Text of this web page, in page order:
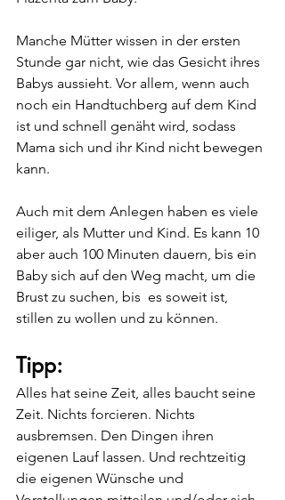
Manche Mütter wissen in der ersten
Stunde gar nicht, wie das Gesicht ihres
Babys aussieht. Vor allem, wenn auch
noch ein Handtuchberg auf dem Kind
ist und schnell genäht wird, sodass
Mama sich und ihr Kind nicht bewegen
kann.
Auch mit dem Anlegen haben es viele
eiliger, als Mutter und Kind. Es kann 10
aber auch 100 Minuten dauern, bis ein
Baby sich auf den Weg macht, um die
Brust zu suchen, bis  es soweit ist,
stillen zu wollen und zu können.
Tipp:
Alles hat seine Zeit, alles baucht seine
Zeit. Nichts forcieren. Nichts
ausbremsen. Den Dingen ihren
eigenen Lauf lassen. Und rechtzeitig
die eigenen Wünsche und